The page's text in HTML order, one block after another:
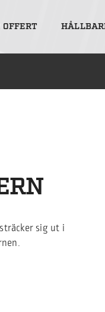
OFFERT
sig ut i